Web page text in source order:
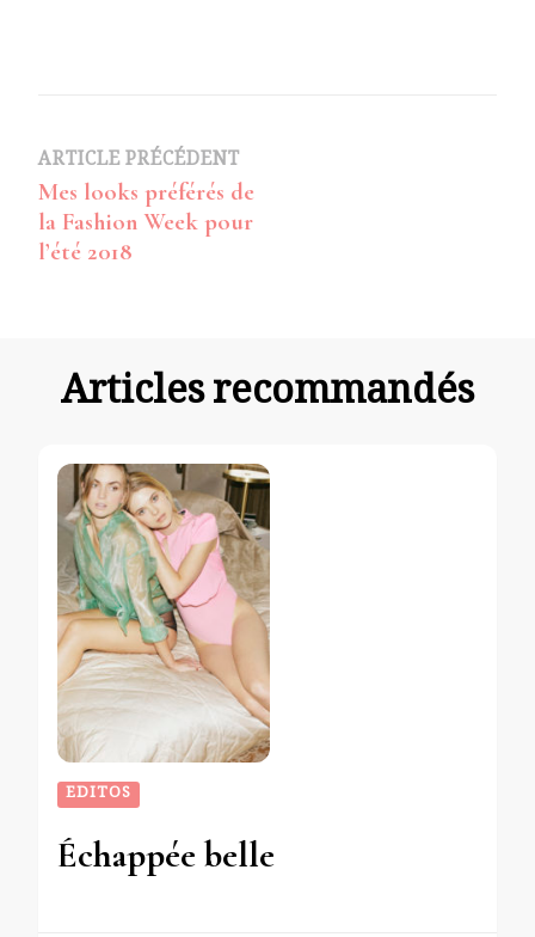
Navigation
d’article
ARTICLE PRÉCÉDENT
Mes looks préférés de
la Fashion Week pour
l’été 2018
Articles recommandés
EDITOS
Échappée belle